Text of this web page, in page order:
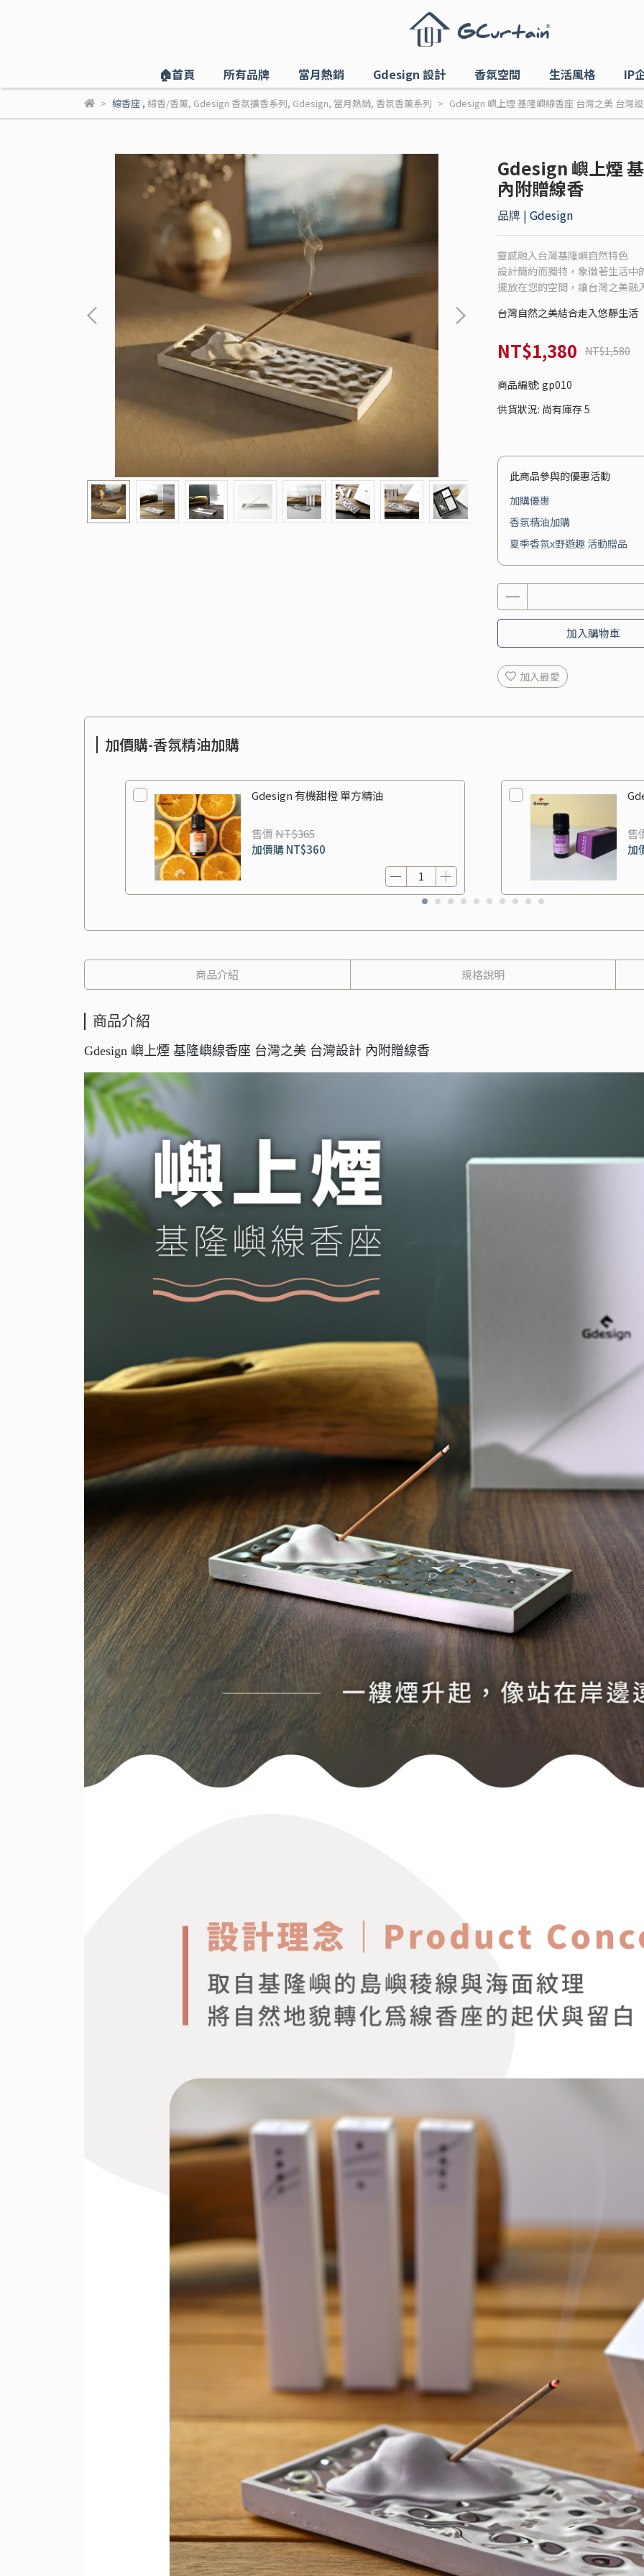
🏠️首頁 所有品牌 當月熱銷 Gdesign 設計 香氛空間 生活風格 IP
線香座, 線香/香薰, Gdesign 香氛擴香系列, Gdesign, 當月熱銷, 香氛香薰系列 Gdesign 嶼上煙 基隆嶼線香座 台灣之美 台灣
Gdesign 嶼上煙
內附贈線香
品牌 | Gdesign
靈感融入台灣基隆嶼自然特色
設計簡約而獨特，象徵著生活中
擺放在您的空間，讓台灣之美融
台灣自然之美結合走入悠靜生活
NT$1,380 NT$1,580
商品編號: gp010
供貨狀況: 尚有庫存 5
此商品參與的優惠活動
加購優惠
香氛精油加購
夏季香氛x野遊趣 活動贈品
加入購物車
加入最愛
加價購-香氛精油加購
Gdesign 有機甜橙 單方精油
售價NT$365
加價購NT$360
售
加
商品介紹 規格說明
商品介紹
Gdesign 嶼上煙 基隆嶼線香座 台灣之美 台灣設計 內附贈線香